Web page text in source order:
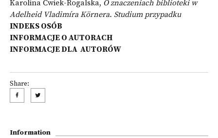
Karolina Ćwiek-Rogalska, O znaczeniach biblioteki w
Adelheid Vladimíra Körnera. Studium przypadku
INDEKS OSÓB
INFORMACJE O AUTORACH
INFORMACJE DLA AUTORÓW
Share:
Information